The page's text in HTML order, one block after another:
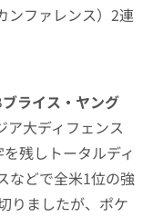
ンファレンス）2連
ブライス・ヤング
ア大ディフェンス
残しトータルディ
などで全米1位の強
りましたが、ポケ